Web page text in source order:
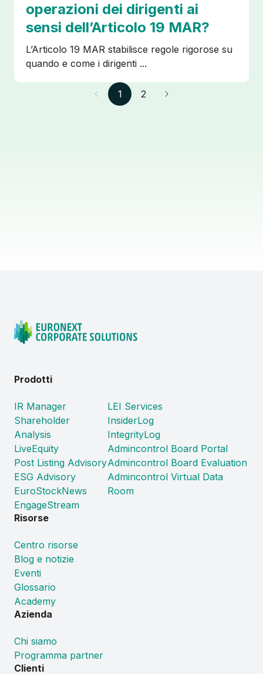
operazioni dei dirigenti ai
sensi dell’Articolo 19 MAR?
L’Articolo 19 MAR stabilisce regole rigorose su
quando e come i dirigenti ...
1 2
Prodotti
IR Manager
Shareholder
Analysis
LiveEquity
Post Listing Advisory
ESG Advisory
EuroStockNews
EngageStream
LEI Services
InsiderLog
IntegrityLog
Admincontrol Board Portal
Admincontrol Board Evaluation
Admincontrol Virtual Data
Room
Risorse
Centro risorse
Blog e notizie
Eventi
Glossario
Academy
Azienda
Chi siamo
Programma partner
Clienti